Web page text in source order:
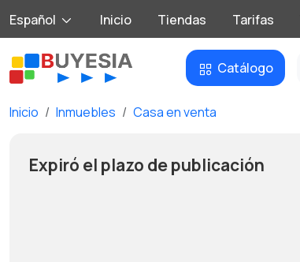
Español Inicio Tiendas Tarifas
Catálogo
Inicio Inmuebles Casa en venta
Expiró el plazo de publicación